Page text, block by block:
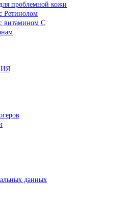
проблемной кожи
Ретинолом
витамином С
данных